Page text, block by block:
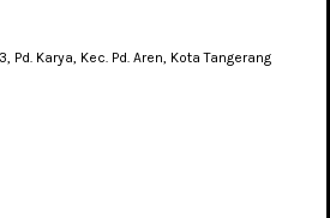
Pd. Karya, Kec. Pd. Aren, Kota Tangerang